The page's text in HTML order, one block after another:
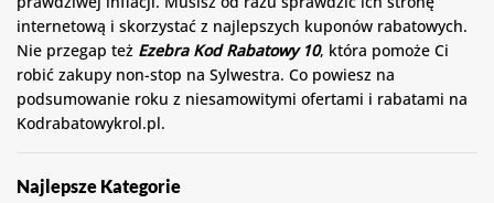
internetową i skorzystać z najlepszych kuponów rabatowych.
Nie przegap też Ezebra Kod Rabatowy 10, która pomoże Ci
robić zakupy non-stop na Sylwestra. Co powiesz na
podsumowanie roku z niesamowitymi ofertami i rabatami na
Kodrabatowykrol.pl.
Najlepsze Kategorie